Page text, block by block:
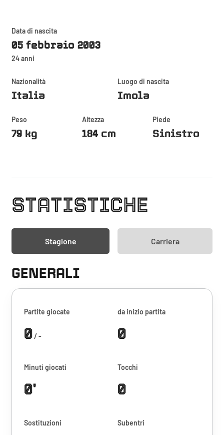
Data di nascita
05 febbraio 2003
24 anni
Nazionalità
Italia
Luogo di nascita
Imola
Peso
79 kg
Altezza
184 cm
Piede
Sinistro
STATISTICHE
Stagione Carriera
GENERALI
Partite giocate
0/ -
da inizio partita
0
Minuti giocati
0'
Tocchi
0
Sostituzioni Subentri